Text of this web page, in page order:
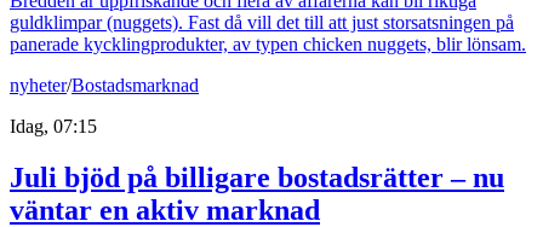
guldklimpar (nuggets). Fast då vill det till att just storsatsningen på
panerade kycklingprodukter, av typen chicken nuggets, blir lönsam.
nyheter/Bostadsmarknad
Idag, 07:15
Juli bjöd på billigare bostadsrätter – nu
väntar en aktiv marknad